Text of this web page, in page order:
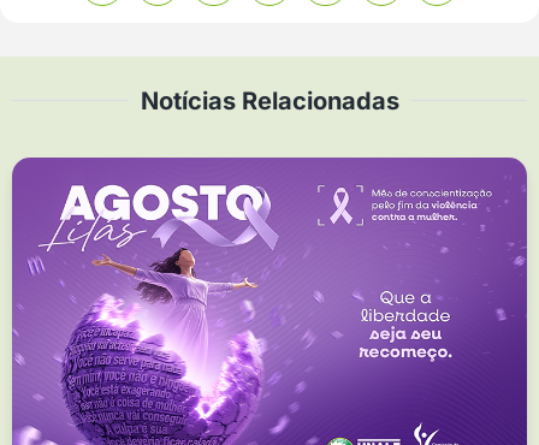
Notícias Relacionadas